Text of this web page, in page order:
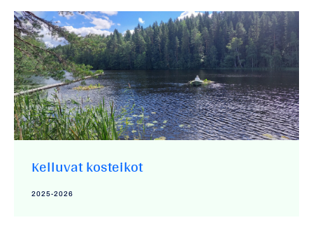
Kelluvat kosteikot
2025-2026